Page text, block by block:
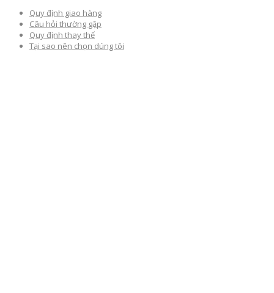
Quy định giao hàng
Câu hỏi thường gặp
Quy định thay thế
Tại sao nên chọn dúng tôi